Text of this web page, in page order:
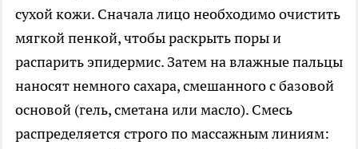
сухой кожи. Сначала лицо необходимо очистить
мягкой пенкой, чтобы раскрыть поры и
распарить эпидермис. Затем на влажные пальцы
наносят немного сахара, смешанного с базовой
основой (гель, сметана или масло). Смесь
распределяется строго по массажным линиям: